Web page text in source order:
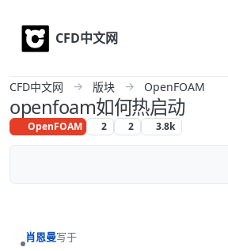
CFD中文网
CFD中文网 版块 OpenFOAM
openfoam如何热启动
OpenFOAM 2 2 3.8k
肖恩曼写于
最后由 编辑